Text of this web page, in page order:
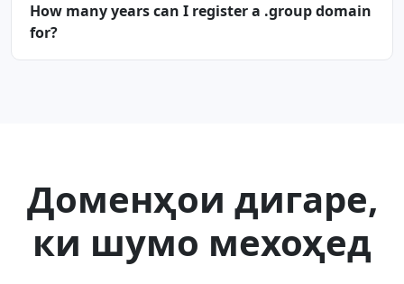
How many years can I register a .group domain
for?
Доменҳои дигаре,
ки шумо мехоҳед